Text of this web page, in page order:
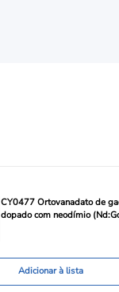
CY0477 Ortovanadato de
dopado com neodímio
Adicionar à lista